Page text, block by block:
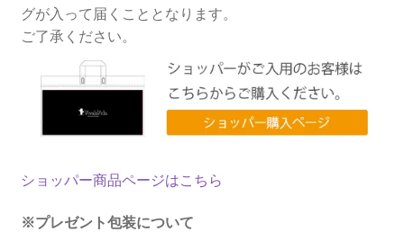
グが入って届くこととなります。
ご了承ください。
ショッパー商品ページはこちら
※プレゼント包装について